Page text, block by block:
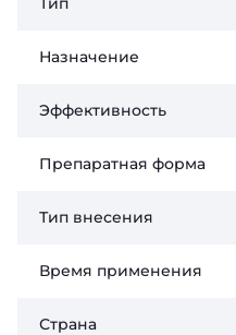
Назначение
Эффективность
Препаратная форма
Тип внесения
Время применения
Страна